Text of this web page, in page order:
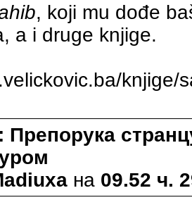
, koji mu dođe
a i druge knjige.
knjige/
Препорука
на 09.52 ч.